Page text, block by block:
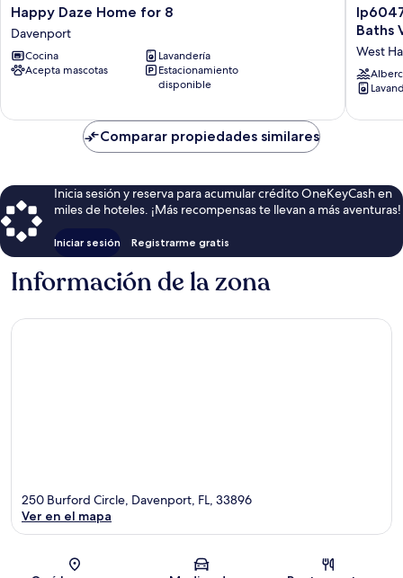
Happy
Daze
Home
for
8
Happy Daze Home for 8
Davenport
Cocina
Lavandería
Acepta mascotas
Estacionamiento
disponible
Ip60470
-
at
West
Haven
4
Villa
West
Baths
West
Comparar propiedades similares
Inicia sesión y reserva para acumular crédito OneKeyCash en
miles de hoteles. ¡Más recompensas te llevan a más aventuras!
Iniciar sesión Registrarme gratis
Información de la zona
Sección del mapa
250 Burford Circle, Davenport, FL, 33896
Ver en el mapa